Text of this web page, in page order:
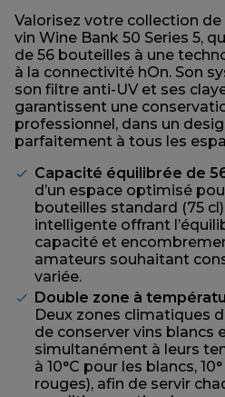
Valorisez votre collection
vin Wine Bank 50 Series 5,
de 56 bouteilles à une
à la connectivité hOn. Son
son filtre anti-UV et ses
garantissent une
professionnel, dans un
parfaitement à tous les
Capacité équilibrée de
d’un espace optimisé
bouteilles standard (75
intelligente offrant
capacité et
amateurs souhaitant
variée.
Double zone à
Deux zones climatiques
de conserver vins blancs
simultanément à leurs
à 10°C pour les blancs,
rouges), afin de servir